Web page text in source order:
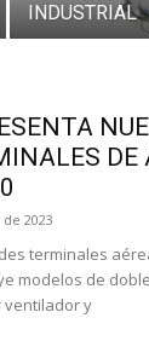
INDUSTRIAL
DE
2023
terminales
modelos de doble
ventilador y